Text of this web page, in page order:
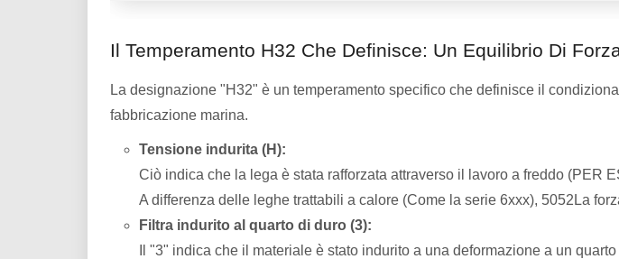
Il Temperamento H32 Che Definisce: Un Equilibrio Di
La designazione "H32" è un temperamento specifico che definisce il
fabbricazione marina.
Tensione indurita (H):
Ciò indica che la lega è stata rafforzata attraverso il lavoro a freddo (PER
A differenza delle leghe trattabili a calore (Come la serie 6xxx), 5052La
Filtra indurito al quarto di duro (3):
Il "3" indica che il materiale è stato indurito a una deformazione a un